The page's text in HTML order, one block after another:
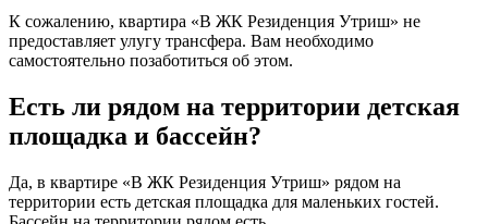
К сожалению, квартира «В ЖК Резиденция Утриш» не
предоставляет улугу трансфера. Вам необходимо
самостоятельно позаботиться об этом.
Есть ли рядом на территории детская
площадка и бассейн?
Да, в квартире «В ЖК Резиденция Утриш» рядом на
территории есть детская площадка для маленьких гостей.